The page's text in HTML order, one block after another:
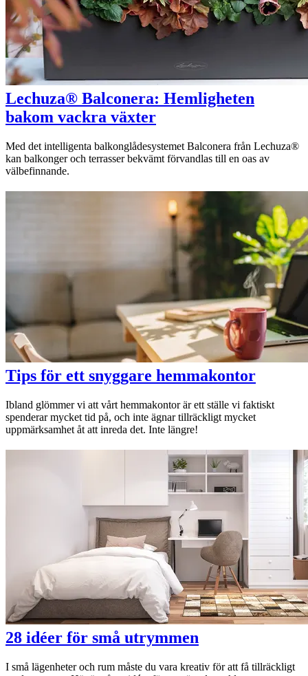
Lechuza® Balconera: Hemligheten
bakom vackra växter
Med det intelligenta balkonglådesystemet Balconera från Lechuza®
kan balkonger och terrasser bekvämt förvandlas till en oas av
välbefinnande.
Tips för ett snyggare hemmakontor
Ibland glömmer vi att vårt hemmakontor är ett ställe vi faktiskt
spenderar mycket tid på, och inte ägnar tillräckligt mycket
uppmärksamhet åt att inreda det. Inte längre!
28 idéer för små utrymmen
I små lägenheter och rum måste du vara kreativ för att få tillräckligt